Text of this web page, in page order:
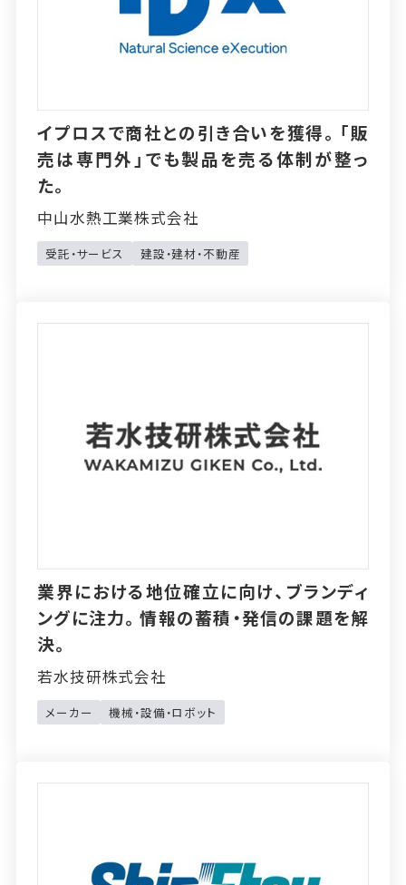
イプロスで商社との引き合いを獲得。「販
売は専門外」でも製品を売る体制が整っ
た。
中山水熱工業株式会社
受託・サービス 建設・建材・不動産
業界における地位確立に向け、ブランディ
ングに注力。情報の蓄積・発信の課題を解
決。
若水技研株式会社
メーカー 機械・設備・ロボット